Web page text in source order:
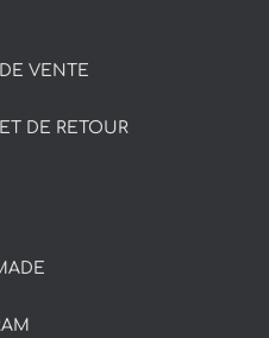
VENTE
DE RETOUR